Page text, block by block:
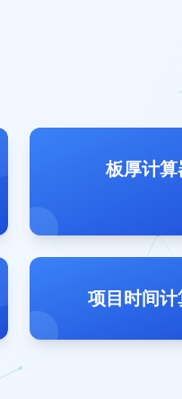
板厚计算
项目时间计